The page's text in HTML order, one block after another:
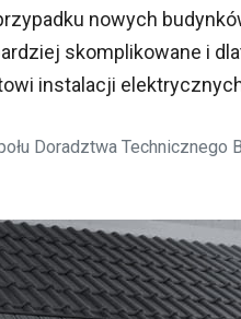
nowych
skomplikowane i
instalacji
Doradztwa Technicznego